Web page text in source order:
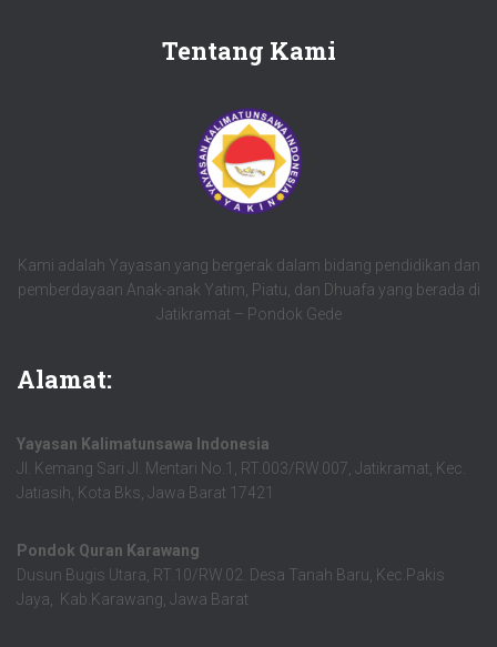
Tentang Kami
Kami adalah Yayasan yang bergerak dalam bidang pendidikan dan
pemberdayaan Anak-anak Yatim, Piatu, dan Dhuafa yang berada di
Jatikramat – Pondok Gede
Alamat:
Yayasan Kalimatunsawa Indonesia
Jl. Kemang Sari Jl. Mentari No.1, RT.003/RW.007, Jatikramat, Kec.
Jatiasih, Kota Bks, Jawa Barat 17421
Pondok Quran Karawang
Dusun Bugis Utara, RT.10/RW.02. Desa Tanah Baru, Kec.Pakis
Jaya, Kab.Karawang, Jawa Barat